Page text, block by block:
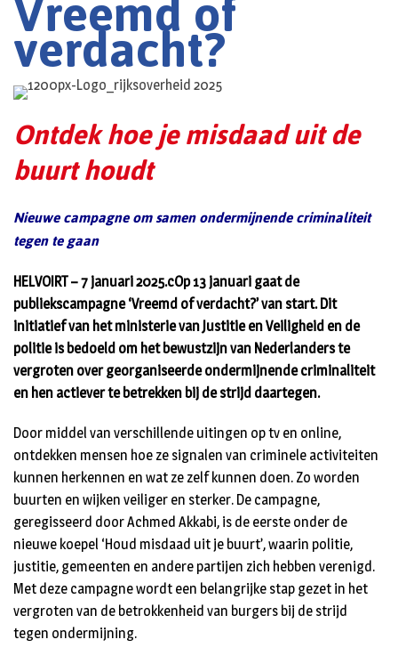
verdacht?
Ontdek hoe je misdaad uit de
buurt houdt
Nieuwe campagne om samen ondermijnende criminaliteit
tegen te gaan
HELVOIRT – 7 januari 2025.cOp 13 januari gaat de
publiekscampagne ‘Vreemd of verdacht?’ van start. Dit
initiatief van het ministerie van Justitie en Veiligheid en de
politie is bedoeld om het bewustzijn van Nederlanders te
vergroten over georganiseerde ondermijnende criminaliteit
en hen actiever te betrekken bij de strijd daartegen.
Door middel van verschillende uitingen op tv en online,
ontdekken mensen hoe ze signalen van criminele activiteiten
kunnen herkennen en wat ze zelf kunnen doen. Zo worden
buurten en wijken veiliger en sterker. De campagne,
geregisseerd door Achmed Akkabi, is de eerste onder de
nieuwe koepel ‘Houd misdaad uit je buurt’, waarin politie,
justitie, gemeenten en andere partijen zich hebben verenigd.
Met deze campagne wordt een belangrijke stap gezet in het
vergroten van de betrokkenheid van burgers bij de strijd
tegen ondermijning.